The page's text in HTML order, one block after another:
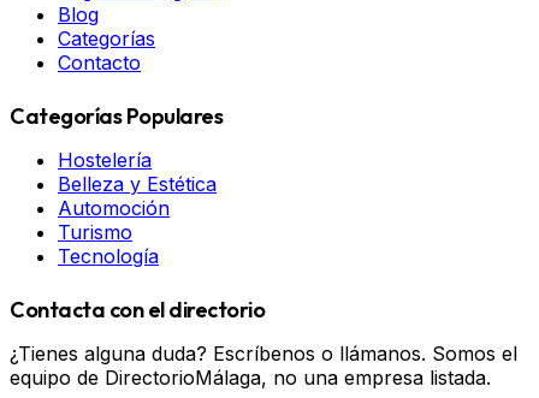
Blog
Categorías
Contacto
Categorías Populares
Hostelería
Belleza y Estética
Automoción
Turismo
Tecnología
Contacta con el directorio
¿Tienes alguna duda? Escríbenos o llámanos. Somos el
equipo de DirectorioMálaga, no una empresa listada.